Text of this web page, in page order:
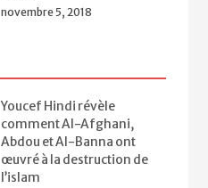
novembre 5, 2018
Youcef Hindi révèle
comment Al-Afghani,
Abdou et Al-Banna ont
œuvré à la destruction de
l’islam